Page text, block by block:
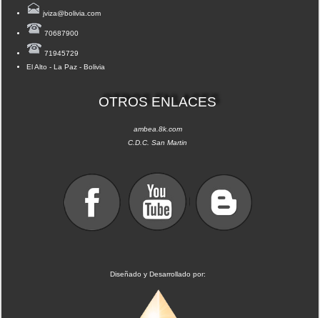
jviza@bolivia.com
70687900
71945729
El Alto - La Paz - Bolivia
OTROS ENLACES
ambea.8k.com
C.D.C. San Martin
Diseñado y Desarrollado por: